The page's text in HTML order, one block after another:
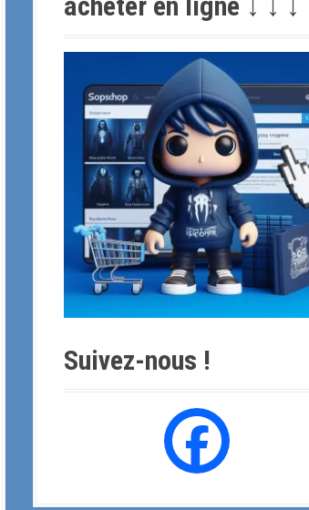
c
Suivez-nous !